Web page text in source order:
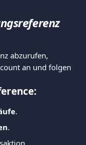
abzurufen,
an und folgen
.
.